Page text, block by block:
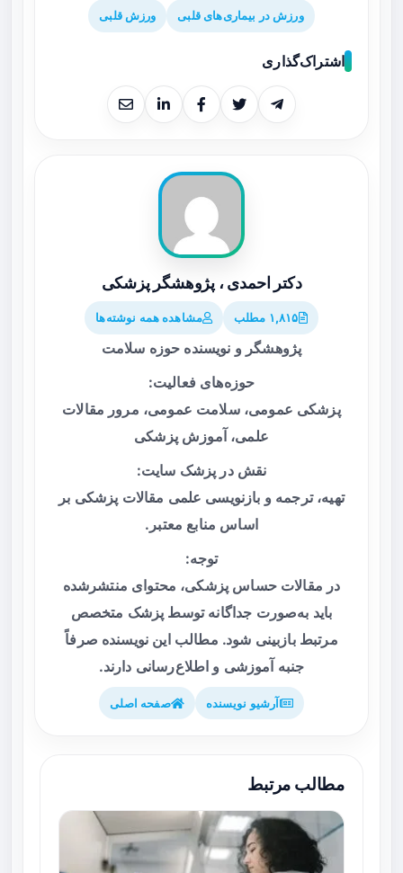
ورزش در بیماری‌های قلبی ورزش قلبی
اشتراک‌گذاری
دکتر احمدی ، پژوهشگر پزشکی
۱,۸۱۵ مطلب مشاهده همه نوشته‌ها
پژوهشگر و نویسنده حوزه سلامت
حوزه‌های فعالیت:
پزشکی عمومی، سلامت عمومی، مرور مقالات
علمی، آموزش پزشکی
نقش در پزشک سایت:
تهیه، ترجمه و بازنویسی علمی مقالات پزشکی بر
اساس منابع معتبر.
توجه:
در مقالات حساس پزشکی، محتوای منتشرشده
باید به‌صورت جداگانه توسط پزشک متخصص
مرتبط بازبینی شود. مطالب این نویسنده صرفاً
جنبه آموزشی و اطلاع‌رسانی دارند.
آرشیو نویسنده صفحه اصلی
مطالب مرتبط